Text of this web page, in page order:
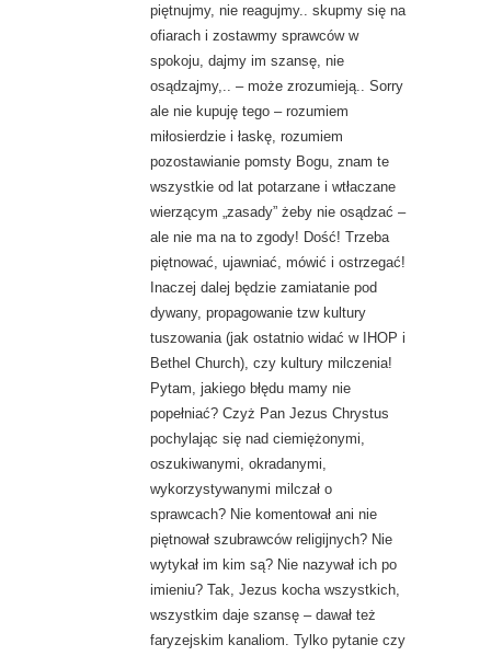
piętnujmy, nie reagujmy.. skupmy się na
ofiarach i zostawmy sprawców w
spokoju, dajmy im szansę, nie
osądzajmy,.. – może zrozumieją.. Sorry
ale nie kupuję tego – rozumiem
miłosierdzie i łaskę, rozumiem
pozostawianie pomsty Bogu, znam te
wszystkie od lat potarzane i wtłaczane
wierzącym „zasady” żeby nie osądzać –
ale nie ma na to zgody! Dość! Trzeba
piętnować, ujawniać, mówić i ostrzegać!
Inaczej dalej będzie zamiatanie pod
dywany, propagowanie tzw kultury
tuszowania (jak ostatnio widać w IHOP i
Bethel Church), czy kultury milczenia!
Pytam, jakiego błędu mamy nie
popełniać? Czyż Pan Jezus Chrystus
pochylając się nad ciemiężonymi,
oszukiwanymi, okradanymi,
wykorzystywanymi milczał o
sprawcach? Nie komentował ani nie
piętnował szubrawców religijnych? Nie
wytykał im kim są? Nie nazywał ich po
imieniu? Tak, Jezus kocha wszystkich,
wszystkim daje szansę – dawał też
faryzejskim kanaliom. Tylko pytanie czy